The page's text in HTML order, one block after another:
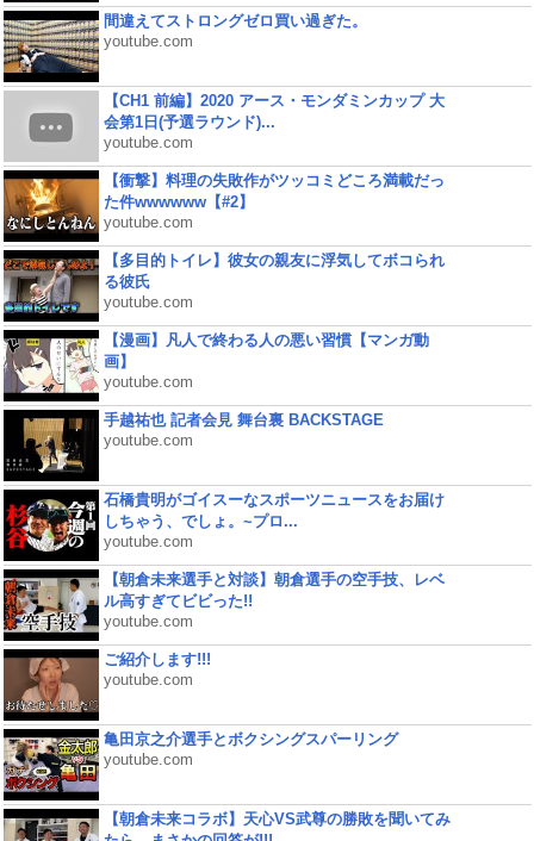
間違えてストロングゼロ買い過ぎた。
youtube.com
【CH1 前編】2020 アース・モンダミンカップ 大
会第1日(予選ラウンド)...
youtube.com
【衝撃】料理の失敗作がツッコミどころ満載だっ
た件wwwwww【#2】
youtube.com
【多目的トイレ】彼女の親友に浮気してボコられ
る彼氏
youtube.com
【漫画】凡人で終わる人の悪い習慣【マンガ動
画】
youtube.com
手越祐也 記者会見 舞台裏 BACKSTAGE
youtube.com
石橋貴明がゴイスーなスポーツニュースをお届け
しちゃう、でしょ。~プロ...
youtube.com
【朝倉未来選手と対談】朝倉選手の空手技、レベ
ル高すぎてビビった!!
youtube.com
ご紹介します!!!
youtube.com
亀田京之介選手とボクシングスパーリング
youtube.com
【朝倉未来コラボ】天心VS武尊の勝敗を聞いてみ